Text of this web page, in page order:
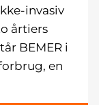
invasiv
årtiers
BEMER i
en